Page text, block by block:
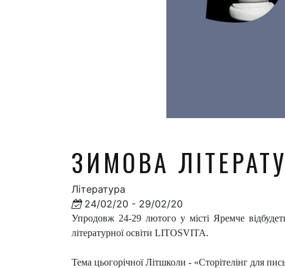
ЗИМОВА
Література
24/02/20 - 29/02/20
Упродовж 24-29 лютого у місті Яремче
літературної освіти LITOSVITA.
Тема цьогорічної Літшколи - «Сторітелінг для